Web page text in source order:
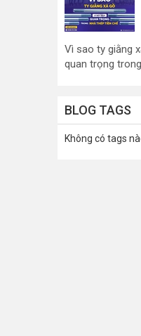
Vì sao ty giằng
quan trọng
BLOG TAGS
Không có tags